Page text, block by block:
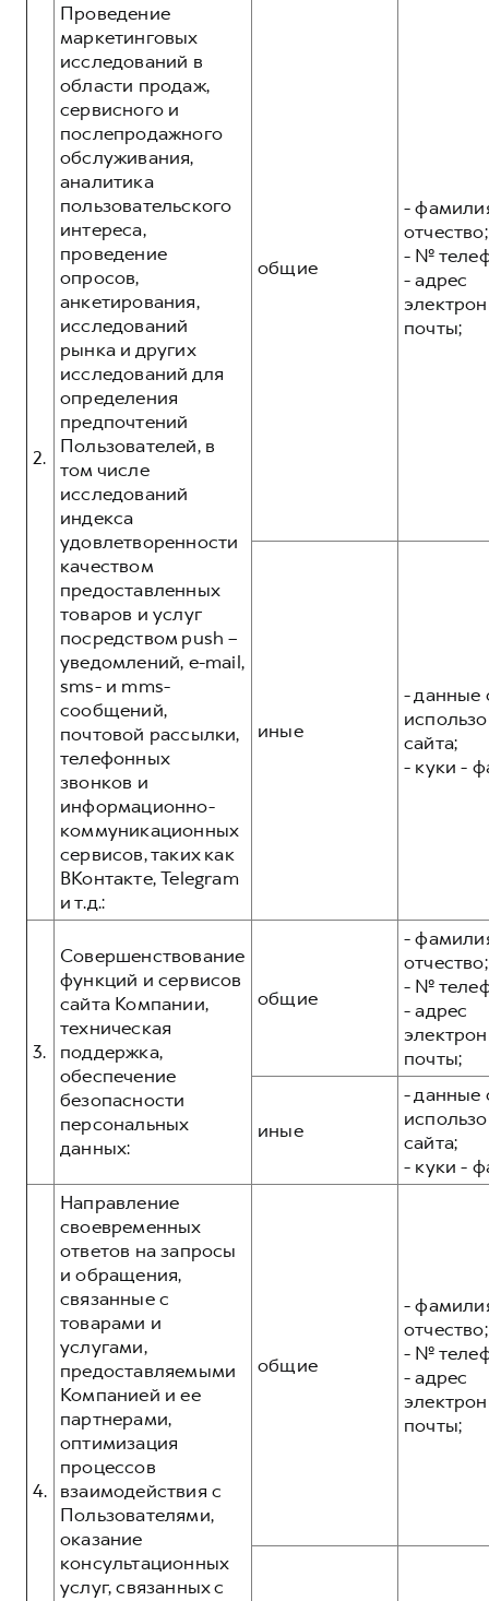
2.
Проведение
маркетинговых
исследований в
области продаж,
сервисного и
послепродажного
обслуживания,
аналитика
пользовательского
интереса,
проведение
опросов,
анкетирования,
исследований
рынка и других
исследований для
определения
предпочтений
Пользователей, в
том числе
исследований
индекса
удовлетворенности
качеством
предоставленных
товаров и услуг
посредством push –
уведомлений, e-mail,
sms- и mms-
сообщений,
почтовой рассылки,
телефонных
звонков и
информационно-
коммуникационных
сервисов, таких как
ВКонтакте, Telegram
и т.д.:
общие
-
отчество;
- №
- адрес
почты;
иные
- данные
сайта;
- куки -
3.
Совершенствование
функций и сервисов
сайта Компании,
техническая
поддержка,
обеспечение
безопасности
персональных
данных:
общие
-
отчество;
- №
- адрес
почты;
иные
- данные
сайта;
- куки -
4.
Направление
своевременных
ответов на запросы
и обращения,
связанные с
товарами и
услугами,
предоставляемыми
Компанией и ее
партнерами,
оптимизация
процессов
взаимодействия с
Пользователями,
оказание
консультационных
услуг, связанных с
общие
-
отчество;
- №
- адрес
почты;